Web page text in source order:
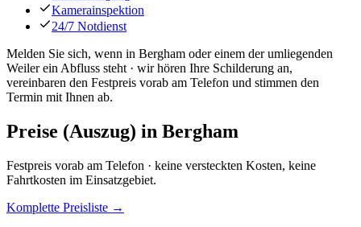
Kamerainspektion
24/7 Notdienst
Melden Sie sich, wenn in Bergham oder einem der umliegenden
Weiler ein Abfluss steht · wir hören Ihre Schilderung an,
vereinbaren den Festpreis vorab am Telefon und stimmen den
Termin mit Ihnen ab.
Preise (Auszug) in Bergham
Festpreis vorab am Telefon · keine versteckten Kosten, keine
Fahrtkosten im Einsatzgebiet.
Komplette Preisliste →